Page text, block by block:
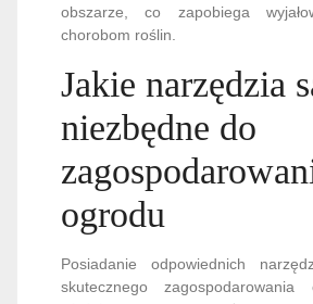
obszarze, co zapobiega
chorobom roślin.
Jakie narzędzia
niezbędne do
ogrodu
Posiadanie odpowiednich
skutecznego